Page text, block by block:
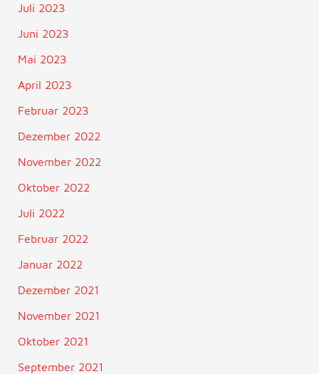
Juli 2023
Juni 2023
Mai 2023
April 2023
Februar 2023
Dezember 2022
November 2022
Oktober 2022
Juli 2022
Februar 2022
Januar 2022
Dezember 2021
November 2021
Oktober 2021
September 2021